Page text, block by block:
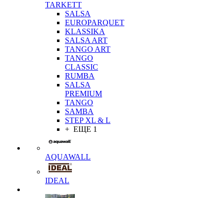
TARKETT
SALSA
EUROPARQUET
KLASSIKA
SALSA ART
TANGO ART
TANGO
CLASSIC
RUMBA
SALSA
PREMIUM
TANGO
SAMBA
STEP XL & L
+ ЕЩЕ 1
AQUAWALL
IDEAL